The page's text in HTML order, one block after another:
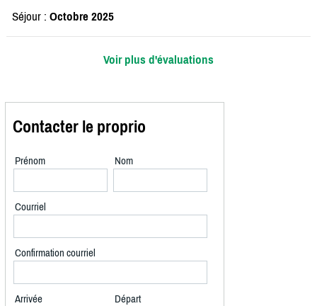
Séjour : Octobre 2025
Voir plus d'évaluations
Contacter le proprio
Prénom Nom
Courriel
Confirmation courriel
Arrivée Départ